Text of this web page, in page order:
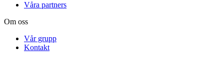
Våra partners
Om oss
Vår grupp
Kontakt